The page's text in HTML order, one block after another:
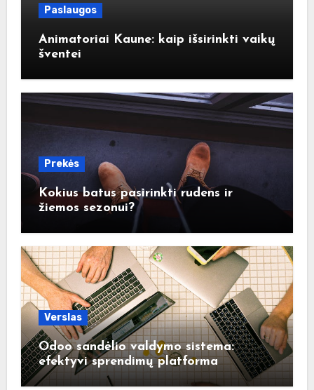
Paslaugos
Animatoriai Kaune: kaip išsirinkti vaikų
šventei
Prekės
Kokius batus pasirinkti rudens ir
žiemos sezonui?
Verslas
Odoo sandėlio valdymo sistema:
efektyvi sprendimų platforma